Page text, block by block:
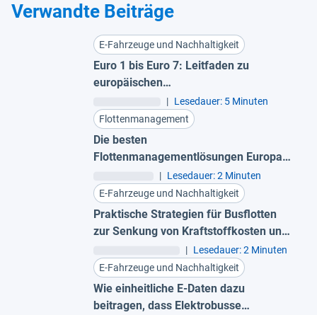
Verwandte Beiträge
E-Fahrzeuge und Nachhaltigkeit
Euro 1 bis Euro 7: Leitfaden zu
europäischen
Fahrzeugemissionsnormen
| Lesedauer: 5 Minuten
Flottenmanagement
Die besten
Flottenmanagementlösungen Europas
| Lesedauer: 2 Minuten
E-Fahrzeuge und Nachhaltigkeit
Praktische Strategien für Busflotten
zur Senkung von Kraftstoffkosten und
| Lesedauer: 2 Minuten
E-Fahrzeuge und Nachhaltigkeit
Wie einheitliche E-Daten dazu
beitragen, dass Elektrobusse